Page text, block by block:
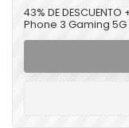
43% DE
Phone 3 Gaming